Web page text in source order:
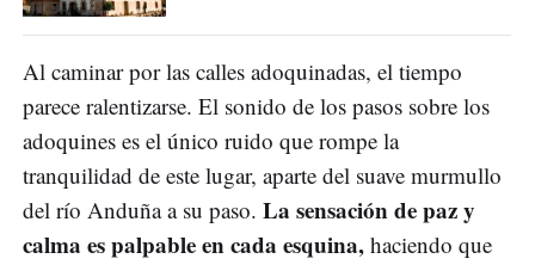
Al caminar por las calles adoquinadas, el tiempo
parece ralentizarse. El sonido de los pasos sobre los
adoquines es el único ruido que rompe la
tranquilidad de este lugar, aparte del suave murmullo
del río Anduña a su paso. La sensación de paz y
calma es palpable en cada esquina, haciendo que